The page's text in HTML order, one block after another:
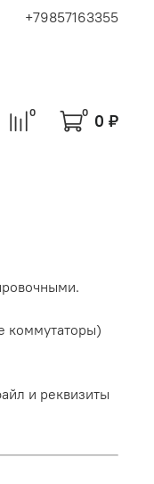
+79857163355
0 0 0 ₽
коммутаторы)
и реквизиты